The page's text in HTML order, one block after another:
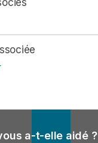
a-t-elle aidé ?